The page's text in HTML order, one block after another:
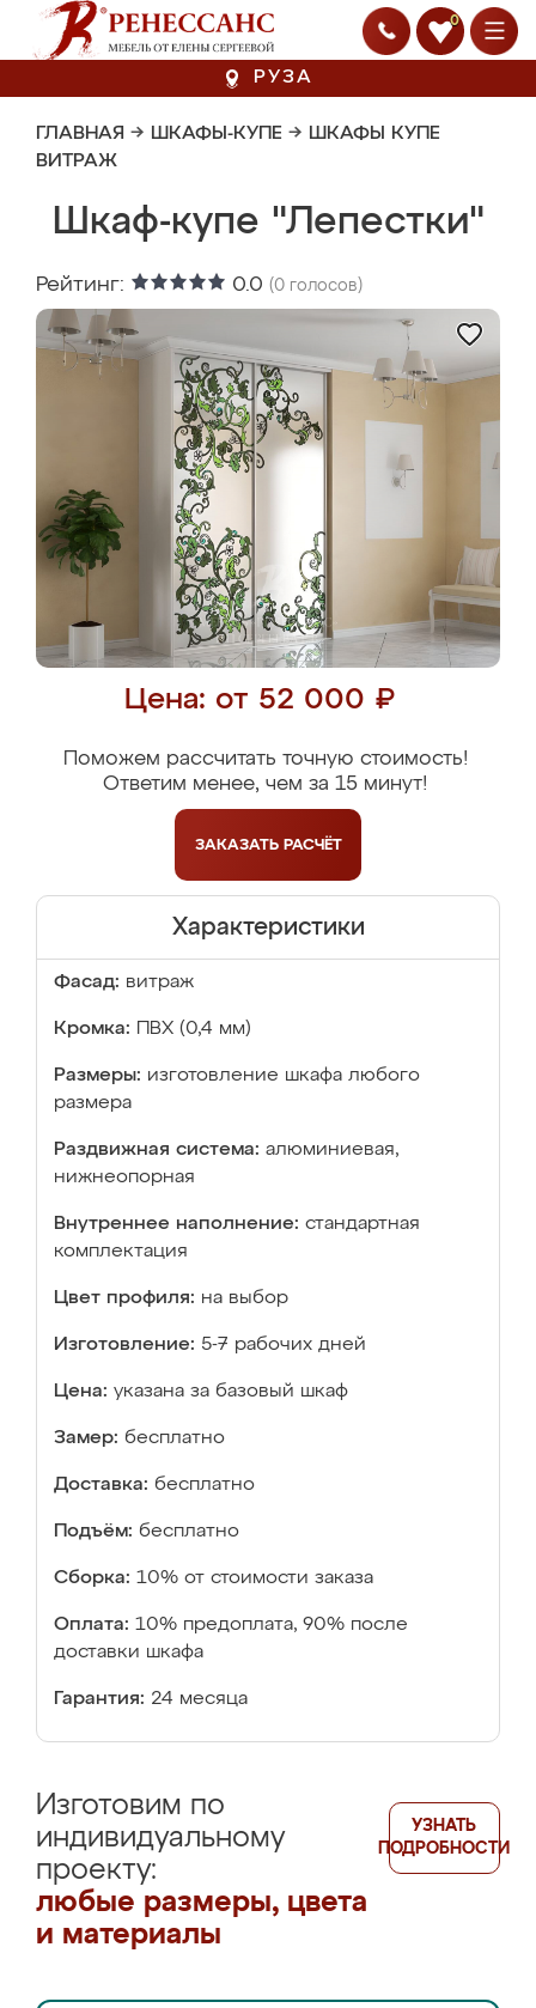
0
РУЗА
ГЛАВНАЯ → ШКАФЫ-КУПЕ → ШКАФЫ КУПЕ
ВИТРАЖ
Шкаф-купе "Лепестки"
Рейтинг: 0.0 (0 голосов)
Цена: от 52 000 ₽
Поможем рассчитать точную стоимость!
Ответим менее, чем за 15 минут!
ЗАКАЗАТЬ РАСЧЁТ
Характеристики
Фасад: витраж
Кромка: ПВХ (0,4 мм)
Размеры: изготовление шкафа любого
размера
Раздвижная система: алюминиевая,
нижнеопорная
Внутреннее наполнение: стандартная
комплектация
Цвет профиля: на выбор
Изготовление: 5-7 рабочих дней
Цена: указана за базовый шкаф
Замер: бесплатно
Доставка: бесплатно
Подъём: бесплатно
Сборка: 10% от стоимости заказа
Оплата: 10% предоплата, 90% после
доставки шкафа
Гарантия: 24 месяца
Изготовим по
индивидуальному
проекту:
любые размеры, цвета
и материалы
УЗНАТЬ
ПОДРОБНОСТИ